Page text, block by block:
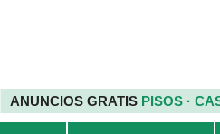
ANUNCIOS GRATIS PISOS ·